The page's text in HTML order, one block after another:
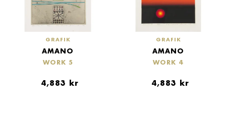
GRAFIK
AMANO
WORK 5
4,883 kr
GRAFIK
AMANO
WORK 4
4,883 kr